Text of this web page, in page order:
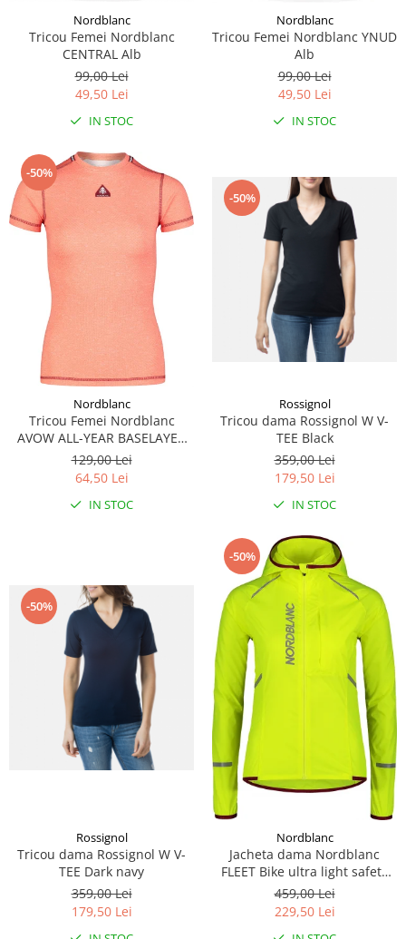
Nordblanc
Tricou Femei Nordblanc
CENTRAL Alb
99,00 Lei
49,50 Lei
IN STOC
Nordblanc
Tricou Femei Nordblanc YNUD
Alb
99,00 Lei
49,50 Lei
IN STOC
-50%
Nordblanc
Tricou Femei Nordblanc
AVOW ALL-YEAR BASELAYER
red coral
129,00 Lei
64,50 Lei
IN STOC
-50%
Rossignol
Tricou dama Rossignol W V-
TEE Black
359,00 Lei
179,50 Lei
IN STOC
-50%
Rossignol
Tricou dama Rossignol W V-
TEE Dark navy
359,00 Lei
179,50 Lei
-50%
Nordblanc
Jacheta dama Nordblanc
FLEET Bike ultra light safety
yellow
459,00 Lei
229,50 Lei